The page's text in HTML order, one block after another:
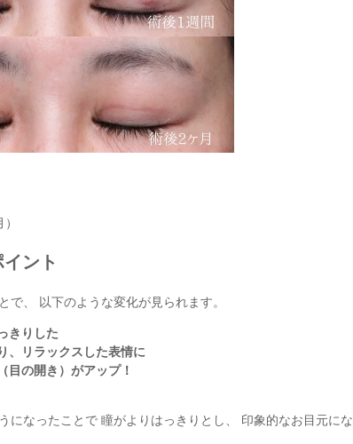
ント
で、 以下のような変化が見られます。
きりした
、リラックスした表情に
目の開き）がアップ！
になったことで 瞳がよりはっきりとし、 印象的なお目元にな